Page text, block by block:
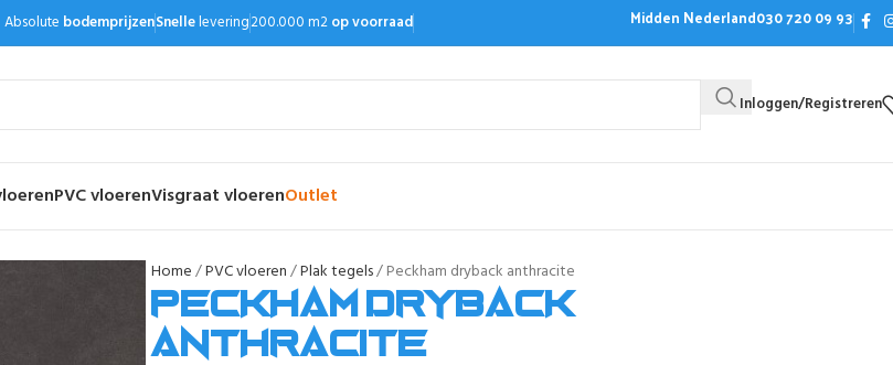
Absolute bodemprijzenSnellelevering200.000 m2op voorraad Midden Nederland030 720 09 93
Inloggen/Registreren
PVC vloerenVisgraat vloerenOutlet
Home PVC vloeren Plak tegels Peckham dryback anthracite
Peckham dryback
anthracite